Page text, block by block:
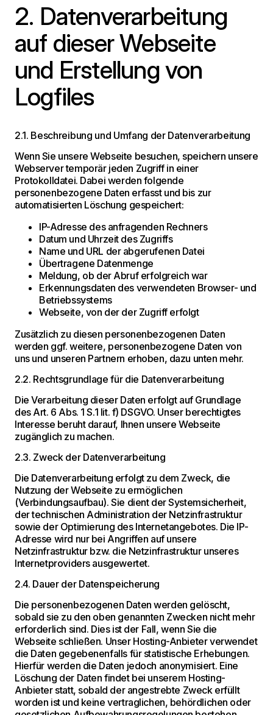
2. Datenverarbeitung
auf dieser Webseite
und Erstellung von
Logfiles
2.1. Beschreibung und Umfang der Datenverarbeitung
Wenn Sie unsere Webseite besuchen, speichern unsere
Webserver temporär jeden Zugriff in einer
Protokolldatei. Dabei werden folgende
personenbezogene Daten erfasst und bis zur
automatisierten Löschung gespeichert:
IP-Adresse des anfragenden Rechners
Datum und Uhrzeit des Zugriffs
Name und URL der abgerufenen Datei
Übertragene Datenmenge
Meldung, ob der Abruf erfolgreich war
Erkennungsdaten des verwendeten Browser- und
Betriebssystems
Webseite, von der der Zugriff erfolgt
Zusätzlich zu diesen personenbezogenen Daten
werden ggf. weitere, personenbezogene Daten von
uns und unseren Partnern erhoben, dazu unten mehr.
2.2. Rechtsgrundlage für die Datenverarbeitung
Die Verarbeitung dieser Daten erfolgt auf Grundlage
des Art. 6 Abs. 1 S.1 lit. f) DSGVO. Unser berechtigtes
Interesse beruht darauf, Ihnen unsere Webseite
zugänglich zu machen.
2.3. Zweck der Datenverarbeitung
Die Datenverarbeitung erfolgt zu dem Zweck, die
Nutzung der Webseite zu ermöglichen
(Verbindungsaufbau). Sie dient der Systemsicherheit,
der technischen Administration der Netzinfrastruktur
sowie der Optimierung des Internetangebotes. Die IP-
Adresse wird nur bei Angriffen auf unsere
Netzinfrastruktur bzw. die Netzinfrastruktur unseres
Internetproviders ausgewertet.
2.4. Dauer der Datenspeicherung
Die personenbezogenen Daten werden gelöscht,
sobald sie zu den oben genannten Zwecken nicht mehr
erforderlich sind. Dies ist der Fall, wenn Sie die
Webseite schließen. Unser Hosting-Anbieter verwendet
die Daten gegebenenfalls für statistische Erhebungen.
Hierfür werden die Daten jedoch anonymisiert. Eine
Löschung der Daten findet bei unserem Hosting-
Anbieter statt, sobald der angestrebte Zweck erfüllt
worden ist und keine vertraglichen, behördlichen oder